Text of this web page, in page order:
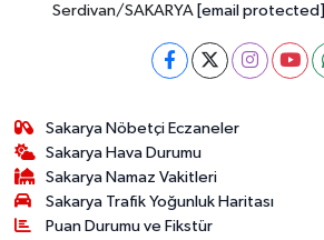
Serdivan/SAKARYA [email protected]
Sakarya Nöbetçi Eczaneler
Sakarya Hava Durumu
Sakarya Namaz Vakitleri
Sakarya Trafik Yoğunluk Haritası
Puan Durumu ve Fikstür